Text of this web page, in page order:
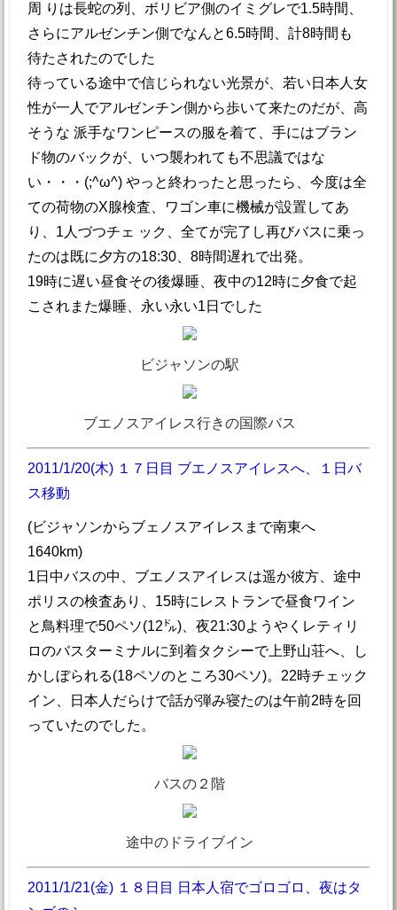
周 りは長蛇の列、ボリビア側のイミグレで1.5時間、
さらにアルゼンチン側でなんと6.5時間、計8時間も
待たされたのでした
待っている途中で信じられない光景が、若い日本人女
性が一人でアルゼンチン側から歩いて来たのだが、高
そうな 派手なワンピースの服を着て、手にはブラン
ド物のバックが、いつ襲われても不思議ではな
い・・・(;^ω^) やっと終わったと思ったら、今度は全
ての荷物のX腺検査、ワゴン車に機械が設置してあ
り、1人づつチェ ック、全てが完了し再びバスに乗っ
たのは既に夕方の18:30、8時間遅れで出発。
19時に遅い昼食その後爆睡、夜中の12時に夕食で起
こされまた爆睡、永い永い1日でした
ビジャソンの駅
ブエノスアイレス行きの国際バス
2011/1/20(木) １７日目 ブエノスアイレスへ、１日バ
ス移動
(ビジャソンからブェノスアイレスまで南東へ
1640km)
1日中バスの中、ブエノスアイレスは遥か彼方、途中
ポリスの検査あり、15時にレストランで昼食ワイン
と鳥料理で50ペソ(12㌦)、夜21:30ようやくレティリ
ロのバスターミナルに到着タクシーで上野山荘へ、し
かしぼられる(18ペソのところ30ペソ)。22時チェック
イン、日本人だらけで話が弾み寝たのは午前2時を回
っていたのでした。
バスの２階
途中のドライブイン
2011/1/21(金) １８日目 日本人宿でゴロゴロ、夜はタ